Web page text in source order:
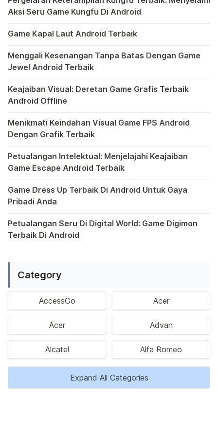
Aksi Seru Game Kungfu Di Android
Dunia game selalu menawarkan pengalaman yang
Game Kapal Laut Android Terbaik
Di dunia game Android yang kaya dengan berbagai jenis
Menggali Kesenangan Tanpa Batas Dengan Game
Jewel Android Terbaik
Dalam hiruk-pikuk dunia game Android, ada satu genre
Keajaiban Visual: Deretan Game Grafis Terbaik
Android Offline
Ponsel pintar telah mengubah cara kita bermain game,
Menikmati Keindahan Visual Game FPS Android
Dengan Grafik Terbaik
Semakin berkembangnya teknologi di era digital saat ini,
Petualangan Intelektual: Menjelajahi Keajaiban
Game Escape Android Terbaik
Dalam dunia game Android, genre escape telah mencuri
Game Dress Up Terbaik Di Android Untuk Gaya
Pribadi Anda
Saat ini, platform Android telah menjadi wadah kreativitas
Petualangan Seru Di Digital World: Game Digimon
Terbaik Di Android
Category
AccessGo Acer
Acer Advan
Alcatel Alfa Romeo
Expand All Categories